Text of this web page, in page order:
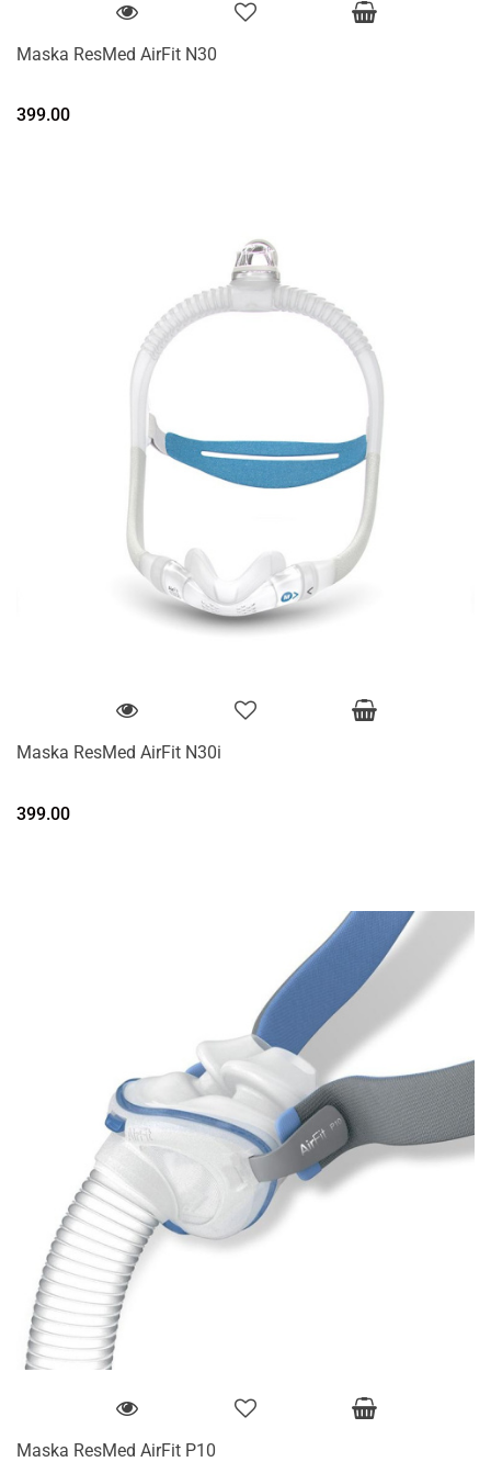
Maska ResMed AirFit N30
399.00
Maska ResMed AirFit N30i
399.00
Maska ResMed AirFit P10